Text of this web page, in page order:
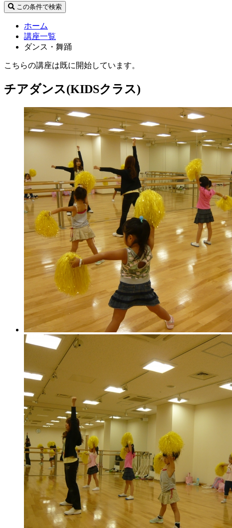
この条件で検索
ホーム
講座一覧
ダンス・舞踊
こちらの講座は既に開始しています。
チアダンス(KIDSクラス)